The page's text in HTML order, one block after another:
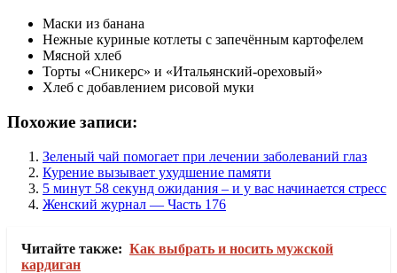
Маски из банана
Нежные куриные котлеты с запечённым картофелем
Мясной хлеб
Торты «Сникерс» и «Итальянский-ореховый»
Хлеб с добавлением рисовой муки
Похожие записи:
Зеленый чай помогает при лечении заболеваний глаз
Курение вызывает ухудшение памяти
5 минут 58 секунд ожидания – и у вас начинается стресс
Женский журнал — Часть 176
Читайте также: Как выбрать и носить мужской
кардиган